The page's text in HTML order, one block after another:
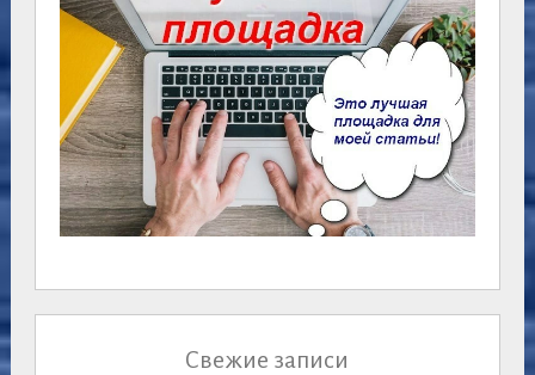
Свежие записи